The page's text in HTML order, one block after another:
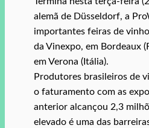
alemã de Düsseldorf, a
importantes feiras de
da Vinexpo, em Bordeaux
em Verona (Itália).
Produtores brasileiros de
o faturamento com as
anterior alcançou 2,3
elevado é uma das